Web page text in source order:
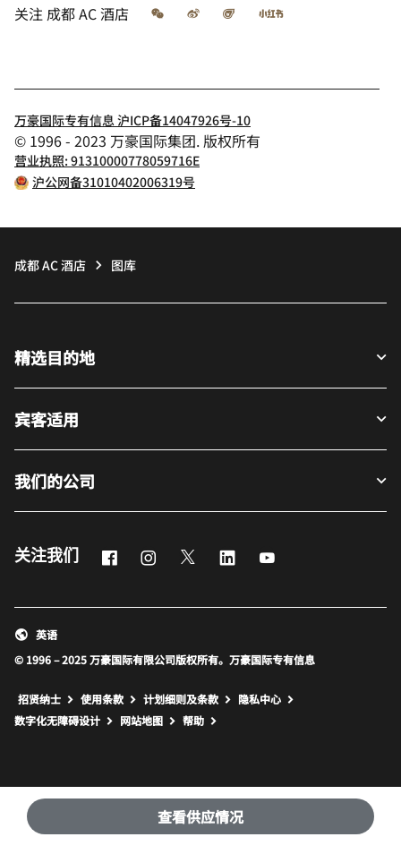
查看供应情况
关注 成都 AC 酒店 微信 微博 飞猪 小红书
万豪国际专有信息 沪ICP备14047926号-10
© 1996 - 2023 万豪国际集团. 版权所有
营业执照: 91310000778059716E
沪公网备31010402006319号
成都 AC 酒店 图库
精选目的地
宾客适用
我们的公司
关注我们 FacebookInstagram
Twitter LinkedIn
© 1996 – 2025 万豪国际有限公司版权所有。万豪国际专有信息
英语
招贤纳士 使用条款 计划细则及条款
隐私中心
数字化无障碍设计
网站地图 打开新窗口
帮助